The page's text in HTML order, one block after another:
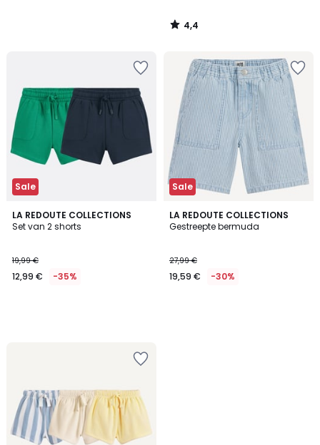
4,4
/
Sale
LA REDOUTE COLLECTIONS
Set van 2 shorts
19,99 €
12,99 € -35%
Sale
LA REDOUTE COLLECTIONS
Gestreepte bermuda
27,99 €
19,59 € -30%